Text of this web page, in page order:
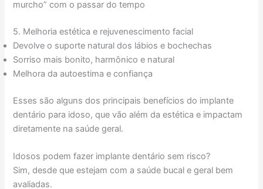
murcho” com o passar do tempo
5. Melhoria estética e rejuvenescimento facial
Devolve o suporte natural dos lábios e bochechas
Sorriso mais bonito, harmônico e natural
Melhora da autoestima e confiança
Esses são alguns dos principais benefícios do implante
dentário para idoso, que vão além da estética e impactam
diretamente na saúde geral.
Idosos podem fazer implante dentário sem risco?
Sim, desde que estejam com a saúde bucal e geral bem
avaliadas.